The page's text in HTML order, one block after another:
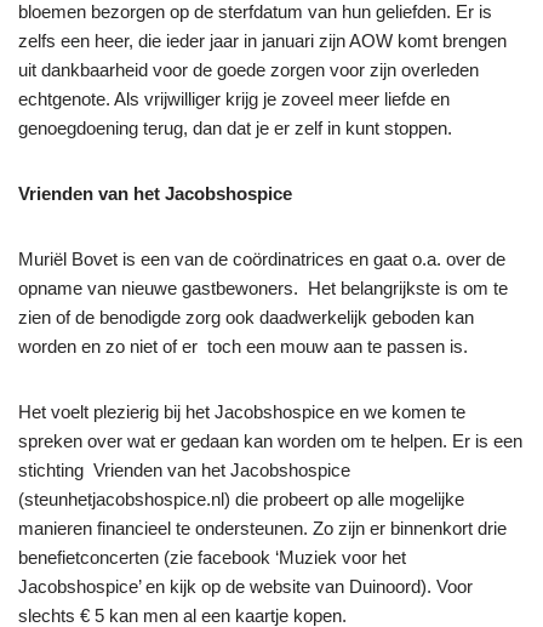
bloemen bezorgen op de sterfdatum van hun geliefden. Er is
zelfs een heer, die ieder jaar in januari zijn AOW komt brengen
uit dankbaarheid voor de goede zorgen voor zijn overleden
echtgenote. Als vrijwilliger krijg je zoveel meer liefde en
genoegdoening terug, dan dat je er zelf in kunt stoppen.
Vrienden van het Jacobshospice
Muriël Bovet is een van de coördinatrices en gaat o.a. over de
opname van nieuwe gastbewoners. Het belangrijkste is om te
zien of de benodigde zorg ook daadwerkelijk geboden kan
worden en zo niet of er toch een mouw aan te passen is.
Het voelt plezierig bij het Jacobshospice en we komen te
spreken over wat er gedaan kan worden om te helpen. Er is een
stichting Vrienden van het Jacobshospice
(steunhetjacobshospice.nl) die probeert op alle mogelijke
manieren financieel te ondersteunen. Zo zijn er binnenkort drie
benefietconcerten (zie facebook ‘Muziek voor het
Jacobshospice’ en kijk op de website van Duinoord). Voor
slechts € 5 kan men al een kaartje kopen.